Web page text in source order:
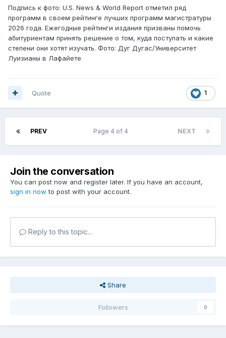
Подпись к фото: U.S. News & World Report отметил ряд
программ в своем рейтинге лучших программ магистратуры
2026 года. Ежегодные рейтинги издания призваны помочь
абитуриентам принять решение о том, куда поступать и какие
степени они хотят изучать. Фото: Дуг Дугас/Университет
Луизианы в Лафайете
1
Quote
PREV NEXT
Page 4 of 4
Join the conversation
You can post now and register later. If you have an account,
sign in now to post with your account.
Reply to this topic...
Share
Followers 0